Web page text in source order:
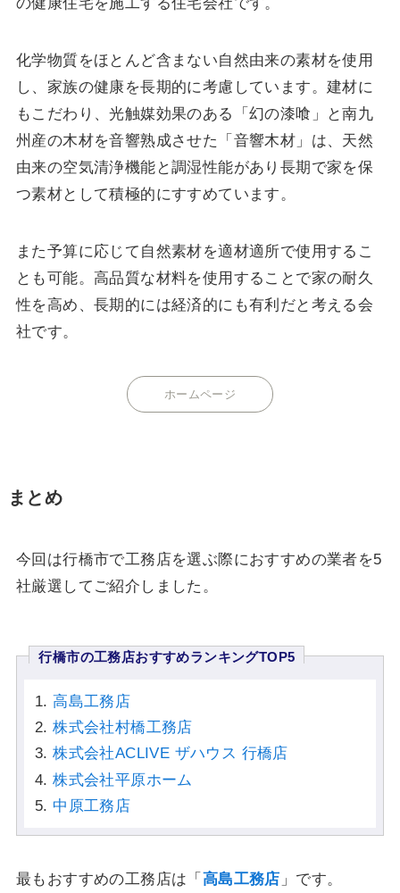
化学物質をほとんど含まない自然由来の素材を使用
し、家族の健康を長期的に考慮しています。建材に
もこだわり、光触媒効果のある「幻の漆喰」と南九
州産の木材を音響熟成させた「音響木材」は、天然
由来の空気清浄機能と調湿性能があり長期で家を保
つ素材として積極的にすすめています。
また予算に応じて自然素材を適材適所で使用するこ
とも可能。高品質な材料を使用することで家の耐久
性を高め、長期的には経済的にも有利だと考える会
社です。
ホームページ
まとめ
今回は行橋市で工務店を選ぶ際におすすめの業者を5
社厳選してご紹介しました。
行橋市の工務店おすすめランキングTOP5
高島工務店
株式会社村橋工務店
株式会社ACLIVE ザハウス 行橋店
株式会社平原ホーム
中原工務店
最もおすすめの工務店は「 高島工務店 」です。